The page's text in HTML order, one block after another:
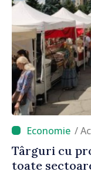
/
Târguri cu
toate